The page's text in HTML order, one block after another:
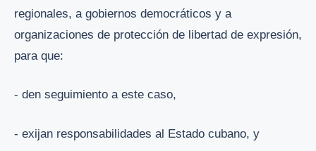
regionales, a gobiernos democráticos y a
organizaciones de protección de libertad de expresión,
para que:
- den seguimiento a este caso,
- exijan responsabilidades al Estado cubano, y